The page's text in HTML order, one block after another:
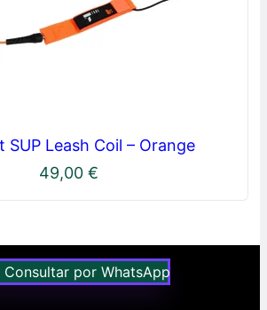
SUP Leash Coil – Orange
49,00 €
Consultar por WhatsApp